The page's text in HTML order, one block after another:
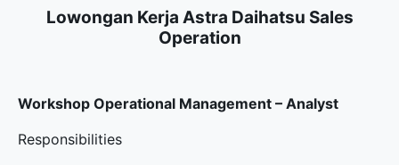
Lowongan Kerja Astra Daihatsu Sales
Operation
Workshop Operational Management – Analyst
Responsibilities